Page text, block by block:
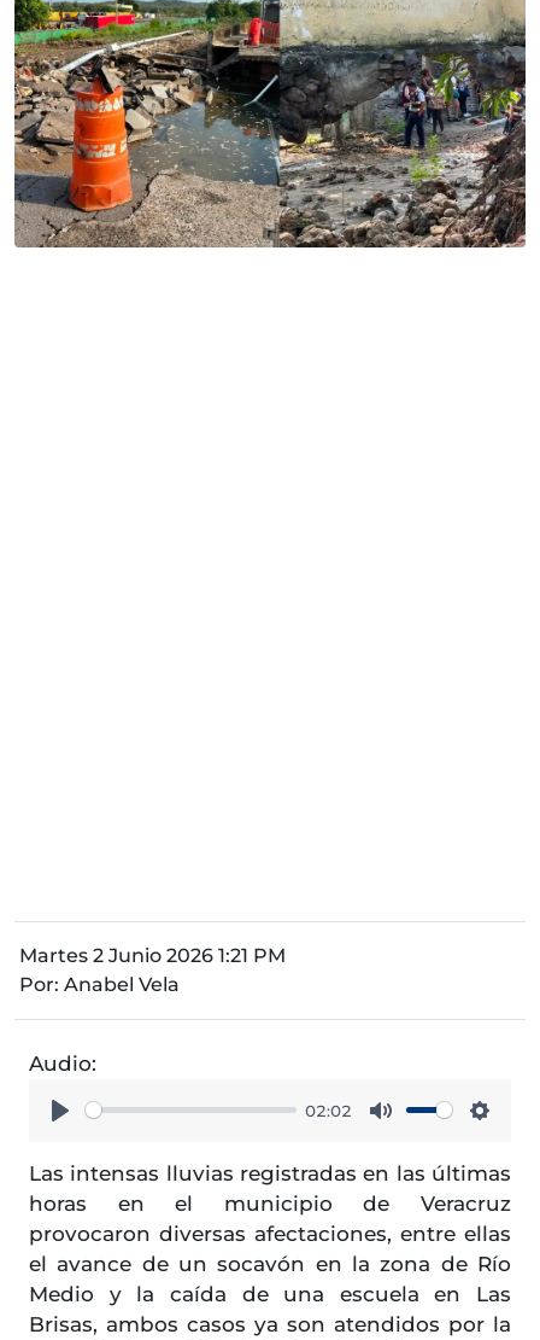
Martes 2 Junio 2026 1:21 PM
Por: Anabel Vela
Audio:
02:02
Las intensas lluvias registradas en las últimas
horas en el municipio de Veracruz
provocaron diversas afectaciones, entre ellas
el avance de un socavón en la zona de Río
Medio y la caída de una escuela en Las
Brisas, ambos casos ya son atendidos por la